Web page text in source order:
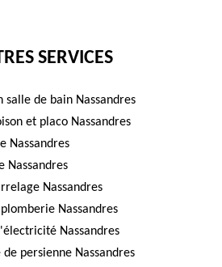
SERVICES
salle de bain Nassandres
et placo Nassandres
Nassandres
Nassandres
Nassandres
Nassandres
Nassandres
persienne Nassandres